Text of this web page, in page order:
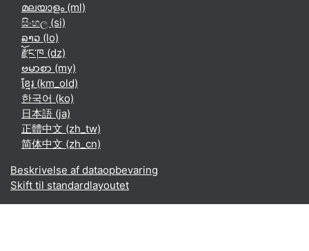
മലയാളം ‎(ml)‎
සිංහල ‎(si)‎
ລາວ ‎(lo)‎
རྫོང་ཁ ‎(dz)‎
ဗမာစာ ‎(my)‎
ខ្មែរ ‎(km_old)‎
한국어 ‎(ko)‎
日本語 ‎(ja)‎
正體中文 ‎(zh_tw)‎
简体中文 ‎(zh_cn)‎
Beskrivelse af dataopbevaring
Skift til standardlayoutet